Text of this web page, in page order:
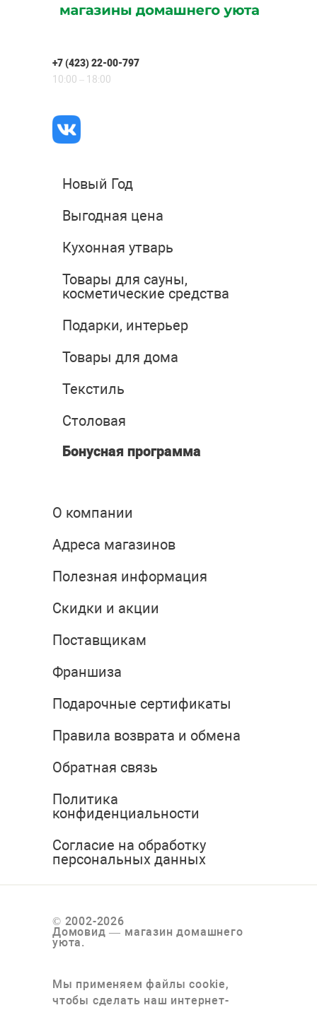
+7 (423) 22-00-797
10:00 – 18:00
Новый Год
Выгодная цена
Кухонная утварь
Товары для сауны,
косметические средства
Подарки, интерьер
Товары для дома
Текстиль
Столовая
Бонусная программа
О компании
Адреса магазинов
Полезная информация
Скидки и акции
Поставщикам
Франшиза
Подарочные сертификаты
Правила возврата и обмена
Обратная связь
Политика
конфиденциальности
Согласие на обработку
персональных данных
© 2002-2026
Домовид — магазин домашнего
уюта.
Мы применяем файлы cookie,
чтобы сделать наш интернет-